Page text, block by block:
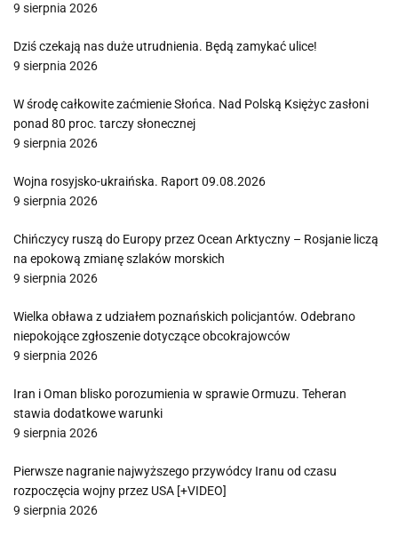
9 sierpnia 2026
Dziś czekają nas duże utrudnienia. Będą zamykać ulice!
9 sierpnia 2026
W środę całkowite zaćmienie Słońca. Nad Polską Księżyc zasłoni
ponad 80 proc. tarczy słonecznej
9 sierpnia 2026
Wojna rosyjsko-ukraińska. Raport 09.08.2026
9 sierpnia 2026
Chińczycy ruszą do Europy przez Ocean Arktyczny – Rosjanie liczą
na epokową zmianę szlaków morskich
9 sierpnia 2026
Wielka obława z udziałem poznańskich policjantów. Odebrano
niepokojące zgłoszenie dotyczące obcokrajowców
9 sierpnia 2026
Iran i Oman blisko porozumienia w sprawie Ormuzu. Teheran
stawia dodatkowe warunki
9 sierpnia 2026
Pierwsze nagranie najwyższego przywódcy Iranu od czasu
rozpoczęcia wojny przez USA [+VIDEO]
9 sierpnia 2026